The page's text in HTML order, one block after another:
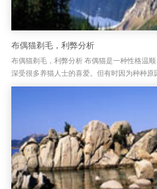
布偶猫剃毛，利弊分析
布偶猫剃毛，利弊分析 布偶猫是一种性格温
深受很多养猫人士的喜爱。但有时因为种种
来说到底是好还是坏呢？剃毛虽然能帮助减